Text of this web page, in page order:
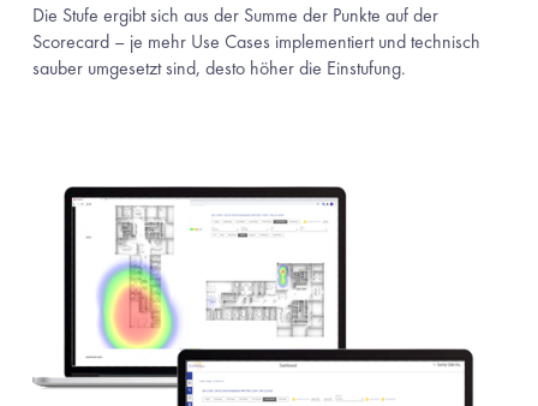
Die Stufe ergibt sich aus der Summe der Punkte auf der
Scorecard – je mehr Use Cases implementiert und technisch
sauber umgesetzt sind, desto höher die Einstufung.